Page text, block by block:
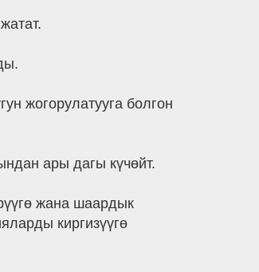
жогорулатууга болгон
ары дагы күчөйт.
жана шаардык
киргизүүгө